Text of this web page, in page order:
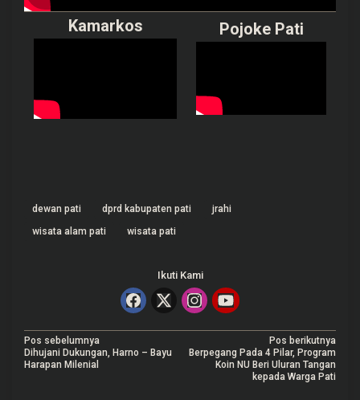
Kamarkos Pojoke Pati
dewan pati dprd kabupaten pati
jrahi
wisata alam pati
wisata pati
Ikuti Kami
N
a
Pos sebelumnya
Dihujani Dukungan, Harno – Bayu
Harapan Milenial
Pos berikutnya
Berpegang Pada 4 Pilar, Program
Koin NU Beri Uluran Tangan
kepada Warga Pati